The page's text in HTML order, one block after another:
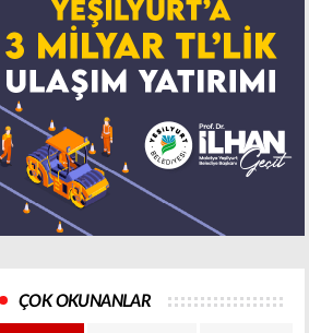
ÇOK OKUNANLAR